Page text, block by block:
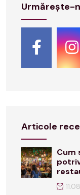
Urmărește-
Articole
Cum